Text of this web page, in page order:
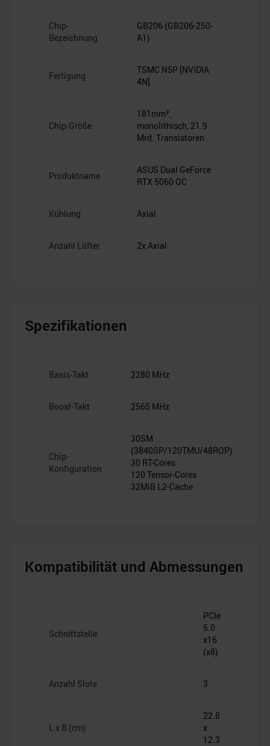
Chip-
Bezeichnung
GB206 (GB206-250-
A1)
Fertigung
TSMC N5P [NVIDIA
4N]
Chip-Größe
181mm²,
monolithisch, 21.9
Mrd. Transistoren
Produktname
ASUS Dual GeForce
RTX 5060 OC
Kühlung Axial
Anzahl Lüfter 2x Axial
Spezifikationen
Basis-Takt 2280 MHz
Boost-Takt 2565 MHz
Chip-
Konfiguration
30SM
(3840SP/120TMU/48ROP)
30 RT-Cores
120 Tensor-Cores
32MiB L2-Cache
Kompatibilität und Abmessungen
Schnittstelle
PCIe
5.0
x16
(x8)
Anzahl Slots 3
L x B (cm)
22.8
x
12.3